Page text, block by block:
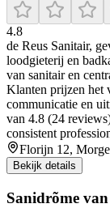
4.8
de Reus Sanitair,
loodgieterij en
van sanitair en
Klanten prijzen het
communicatie en
van 4.8 (24
consistent
Florijn 12,
Bekijk details
Sanidrõme